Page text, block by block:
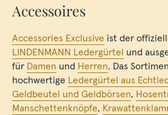
Accessoires
Accessories Exclusive ist der
LINDENMANN Ledergürtel und
für Damen und Herren. Das
hochwertige Ledergürtel aus
Geldbeutel und Geldbörsen,
Manschettenknöpfe,